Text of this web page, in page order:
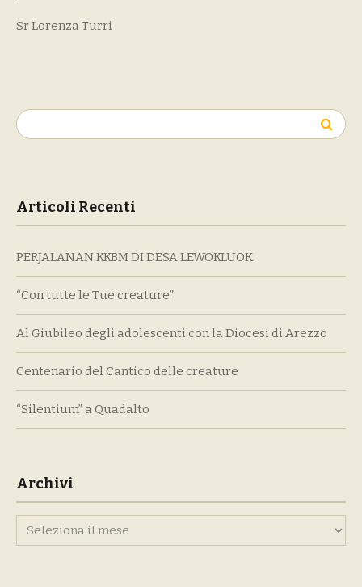
Sr Lorenza Turri
Ricerca
per:
Articoli Recenti
PERJALANAN KKBM DI DESA LEWOKLUOK
“Con tutte le Tue creature”
Al Giubileo degli adolescenti con la Diocesi di Arezzo
Centenario del Cantico delle creature
“Silentium” a Quadalto
Archivi
Archivi